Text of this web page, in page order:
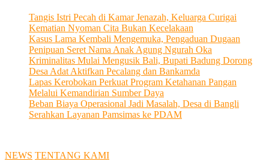
Tangis Istri Pecah di Kamar Jenazah, Keluarga Curigai
Kematian Nyoman Cita Bukan Kecelakaan
Kasus Lama Kembali Mengemuka, Pengaduan Dugaan
Penipuan Seret Nama Anak Agung Ngurah Oka
Kriminalitas Mulai Mengusik Bali, Bupati Badung Dorong
Desa Adat Aktifkan Pecalang dan Bankamda
Lapas Kerobokan Perkuat Program Ketahanan Pangan
Melalui Kemandirian Sumber Daya
Beban Biaya Operasional Jadi Masalah, Desa di Bangli
Serahkan Layanan Pamsimas ke PDAM
NEWS TENTANG KAMI